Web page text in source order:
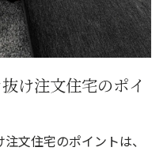
け注文住宅のポイ
文住宅のポイントは、